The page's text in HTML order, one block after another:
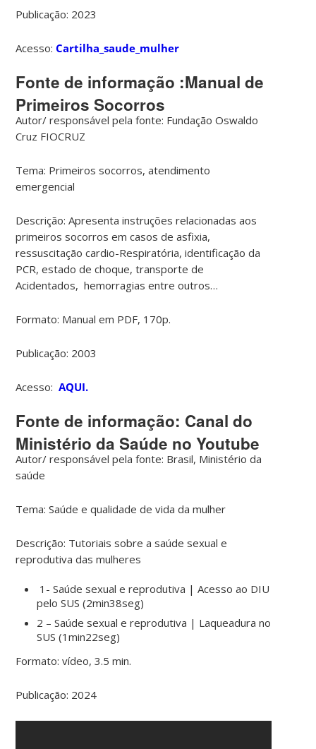
Publicação: 2023
Acesso:Cartilha_saude_mulher
Fonte de informação :Manual de
Primeiros Socorros
Autor/ responsável pela fonte: Fundação Oswaldo
Cruz FIOCRUZ
Tema: Primeiros socorros, atendimento
emergencial
Descrição: Apresenta instruções relacionadas aos
primeiros socorros em casos de asfixia,
ressuscitação cardio-Respiratória, identificação da
PCR, estado de choque, transporte de
Acidentados, hemorragias entre outros…
Formato: Manual em PDF, 170p.
Publicação: 2003
Acesso: AQUI.
Fonte de informação: Canal do
Ministério da Saúde no Youtube
Autor/ responsável pela fonte: Brasil, Ministério da
saúde
Tema: Saúde e qualidade de vida da mulher
Descrição: Tutoriais sobre a saúde sexual e
reprodutiva das mulheres
1- Saúde sexual e reprodutiva | Acesso ao DIU
pelo SUS (2min38seg)
2 – Saúde sexual e reprodutiva | Laqueadura no
SUS (1min22seg)
Formato: vídeo, 3.5 min.
Publicação: 2024